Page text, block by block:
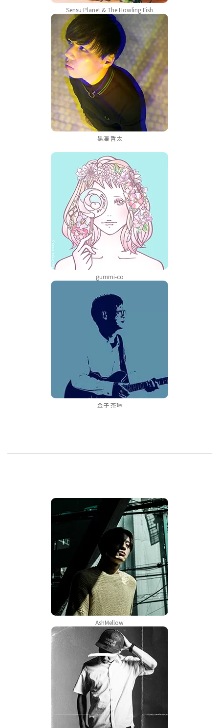
Sensu Planet & The Howling Fish
黒澤 哲太
gummi-co
金子 茶琳
AshMellow